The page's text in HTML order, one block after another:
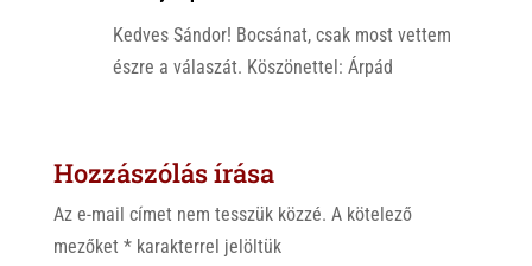
Kedves Sándor! Bocsánat, csak most vettem
észre a válaszát. Köszönettel: Árpád
Hozzászólás írása
Az e-mail címet nem tesszük közzé. A kötelező
mezőket *karakterrel jelöltük